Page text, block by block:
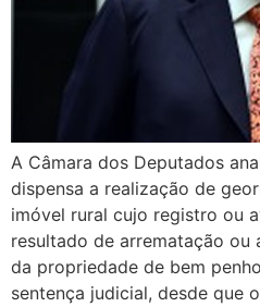
A Câmara dos Deputados
dispensa a realização de
imóvel rural cujo registro ou
resultado de arrematação ou
da propriedade de bem
sentença judicial, desde que